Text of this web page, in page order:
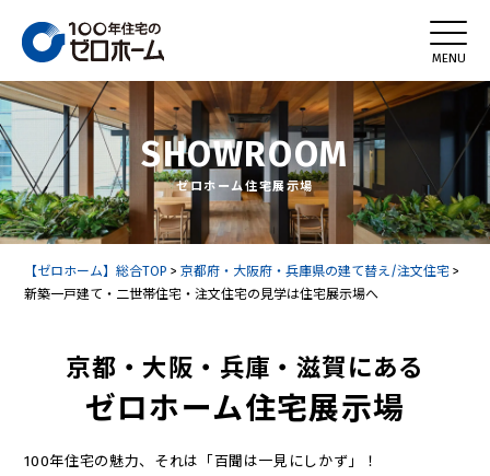
SHOWROOM
ゼロホーム住宅展示場
【ゼロホーム】総合TOP >京都府・大阪府・兵庫県の建て替え/注文住宅 >
新築一戸建て・二世帯住宅・注文住宅の見学は住宅展示場へ
京都・大阪・兵庫・滋賀にある
ゼロホーム住宅展示場
100年住宅の魅力、それは「百聞は一見にしかず」！